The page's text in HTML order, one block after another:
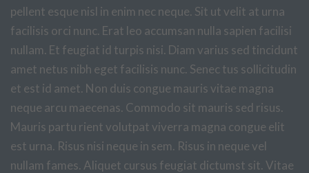
pellent esque nisl in enim nec neque. Sit ut velit at urna
facilisis orci nunc. Erat leo accumsan nulla sapien facilisi
nullam. Et feugiat id turpis nisi. Diam varius sed tincidunt
amet netus nibh eget facilisis nunc. Senec tus sollicitudin
et est id amet. Non duis congue mauris vitae magna
neque arcu maecenas. Commodo sit mauris sed risus.
Mauris partu rient volutpat viverra magna congue elit
est urna. Risus nisi neque in sem. Risus in neque vel
nullam fames. Aliquet cursus feugiat dictumst sit. Vitae